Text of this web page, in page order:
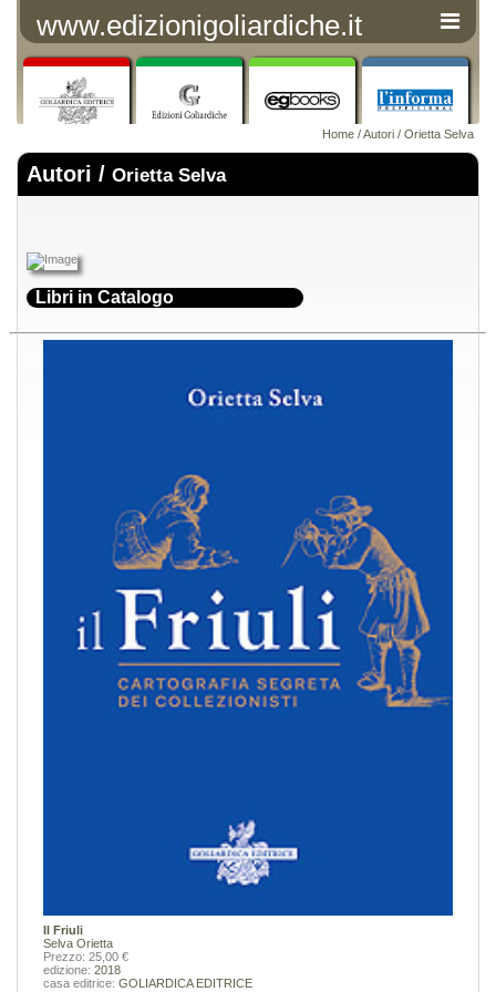
www.edizionigoliardiche.it
Home /Autori / Orietta Selva
Autori / Orietta Selva
Libri in Catalogo
Il Friuli
Selva Orietta
Prezzo: 25,00 €
edizione: 2018
casa editrice: GOLIARDICA EDITRICE